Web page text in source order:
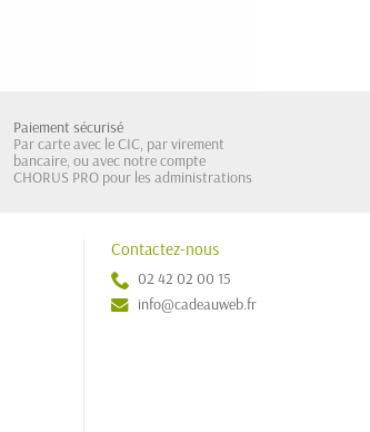
Paiement sécurisé
Par carte avec le CIC, par virement
bancaire, ou avec notre compte
CHORUS PRO pour les administrations
Contactez-nous
02 42 02 00 15
info@cadeauweb.fr